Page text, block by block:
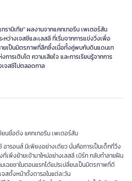
ราบิเทีย" ผลงานจากแคทเทอรีน เพเตอร์สัน
ว่างเจสซีและเลสลี ที่เริ่มจากการแข่งวิ่งเพื่อ
ายเป็นมิตรภาพที่ลึกซึ้งเมื่อทั้งคู่พบกับดินแดนเท
การเติบโต ความเสียใจ และการเรียนรู้จากการ
จสซีไปตลอดกาล
นชื่อดัง แคทเทอรีน เพเตอร์สัน
ารอนส์ มีเพียงอย่างเดียว นั่นคือการเป็นเด็กที่วิ่ง
เพิ่งย้ายเข้ามาใหม่อย่างเลสลี เบิร์ก กลับทำลายฝัน
เฉยชาในตอนแรกได้แปรเปลี่ยนเป็นมิตรภาพที่ดี
สตั้งหน้าตั้งตารอในแต่ละวัน